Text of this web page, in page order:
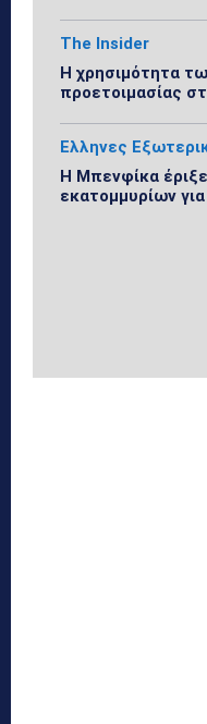
The Insider
Η χρησιμότητα
προετοιμασίας
Ελληνες
Η Μπενφίκα
εκατομμυρίων